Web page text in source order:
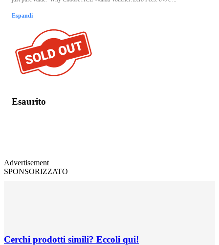
Espandi
Esaurito
Advertisement
SPONSORIZZATO
Cerchi prodotti simili? Eccoli qui!